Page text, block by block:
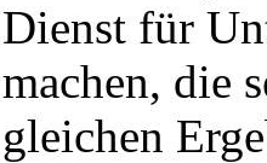
Dienst für
machen, die
gleichen